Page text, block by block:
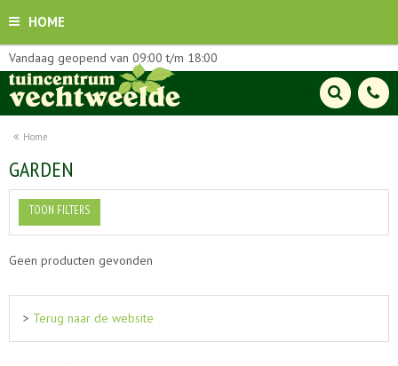
HOME
Home
Vandaag geopend van 09:00 t/m 18:00
GARDEN
TOON FILTERS
Geen producten gevonden
> Terug naar de website